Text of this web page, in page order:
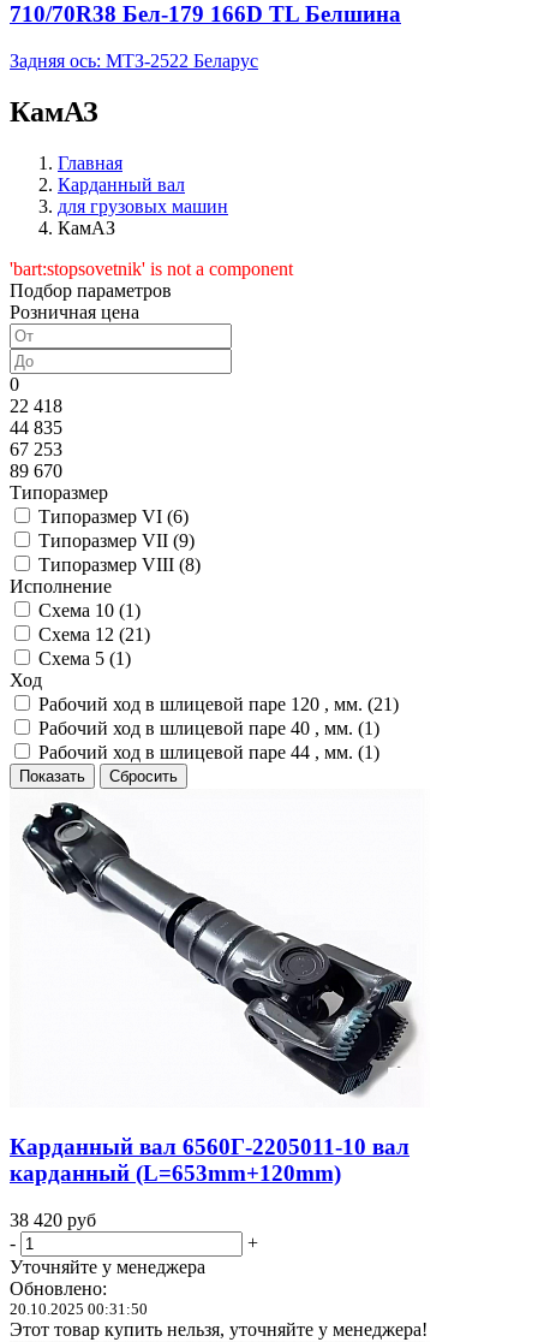
710/70R38 Бел-179 166D TL Белшина
Задняя ось: МТЗ-2522 Беларус
КамАЗ
Главная
Карданный вал
для грузовых машин
КамАЗ
'bart:stopsovetnik' is not a component
Подбор параметров
Розничная цена
0
22 418
44 835
67 253
89 670
Типоразмер
Типоразмер VI (6)
Типоразмер VII (9)
Типоразмер VIII (8)
Исполнение
Схема 10 (1)
Схема 12 (21)
Схема 5 (1)
Ход
Рабочий ход в шлицевой паре 120 , мм. (21)
Рабочий ход в шлицевой паре 40 , мм. (1)
Рабочий ход в шлицевой паре 44 , мм. (1)
Показать Сбросить
Карданный вал 6560Г-2205011-10 вал
карданный (L=653mm+120mm)
38 420 руб
-
+
Уточняйте у менеджера
Обновлено:
20.10.2025 00:31:50
Этот товар купить нельзя, уточняйте у менеджера!